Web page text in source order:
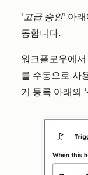
'고급 승인' 아
동합니다.
워크플로우에
를 수동으로 사
거 등록 아래의